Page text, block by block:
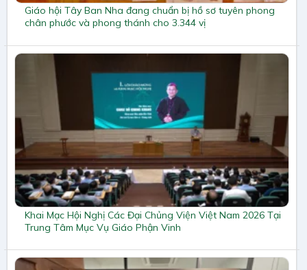
Giáo hội Tây Ban Nha đang chuẩn bị hồ sơ tuyên phong
chân phước và phong thánh cho 3.344 vị
Khai Mạc Hội Nghị Các Đại Chủng Viện Việt Nam 2026 Tại
Trung Tâm Mục Vụ Giáo Phận Vinh